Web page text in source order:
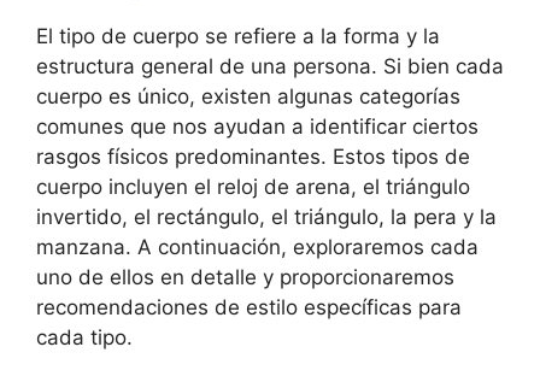
El tipo de cuerpo se refiere a la forma y la
estructura general de una persona. Si bien cada
cuerpo es único, existen algunas categorías
comunes que nos ayudan a identificar ciertos
rasgos físicos predominantes. Estos tipos de
cuerpo incluyen el reloj de arena, el triángulo
invertido, el rectángulo, el triángulo, la pera y la
manzana. A continuación, exploraremos cada
uno de ellos en detalle y proporcionaremos
recomendaciones de estilo específicas para
cada tipo.